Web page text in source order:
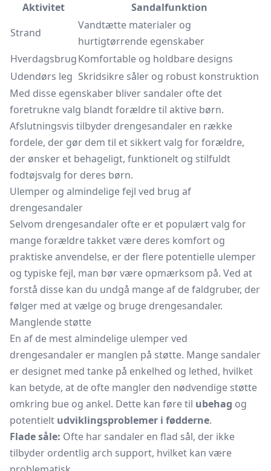
Aktivitet
Sandalfunktion
Strand
Vandtætte materialer og
hurtigtørrende egenskaber
HverdagsbrugKomfortable og holdbare designs
Udendørs leg Skridsikre såler og robust konstruktion
Med disse egenskaber bliver sandaler ofte det
foretrukne valg blandt forældre til aktive børn.
Afslutningsvis tilbyder drengesandaler en række
fordele, der gør dem til et sikkert valg for forældre,
der ønsker et behageligt, funktionelt og stilfuldt
fodtøjsvalg for deres børn.
Ulemper og almindelige fejl ved brug af
drengesandaler
Selvom drengesandaler ofte er et populært valg for
mange forældre takket være deres komfort og
praktiske anvendelse, er der flere potentielle ulemper
og typiske fejl, man bør være opmærksom på. Ved at
forstå disse kan du undgå mange af de faldgruber, der
følger med at vælge og bruge drengesandaler.
Manglende støtte
En af de mest almindelige ulemper ved
drengesandaler er manglen på støtte. Mange sandaler
er designet med tanke på enkelhed og lethed, hvilket
kan betyde, at de ofte mangler den nødvendige støtte
omkring bue og ankel. Dette kan føre til ubehag og
potentielt udviklingsproblemer i fødderne.
Flade såle: Ofte har sandaler en flad sål, der ikke
tilbyder ordentlig arch support, hvilket kan være